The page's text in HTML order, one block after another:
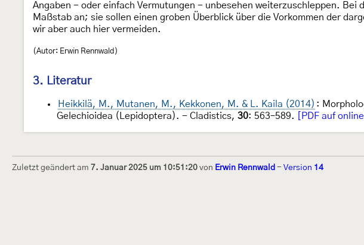
Angaben - oder einfach Vermutungen - unbesehen weiterzuschleppen.
Maßstab an; sie sollen einen groben Überblick über die Vorkommen der
wir aber auch hier vermeiden.
(Autor: Erwin Rennwald)
3. Literatur
Heikkilä, M., Mutanen, M., Kekkonen, M. & L. Kaila (2014) :
Gelechioidea (Lepidoptera). - Cladistics, 30: 563–589. [PDF auf
Zuletzt geändert am 7. Januar 2025 um 10:51:20 von Erwin Rennwald - Version 14